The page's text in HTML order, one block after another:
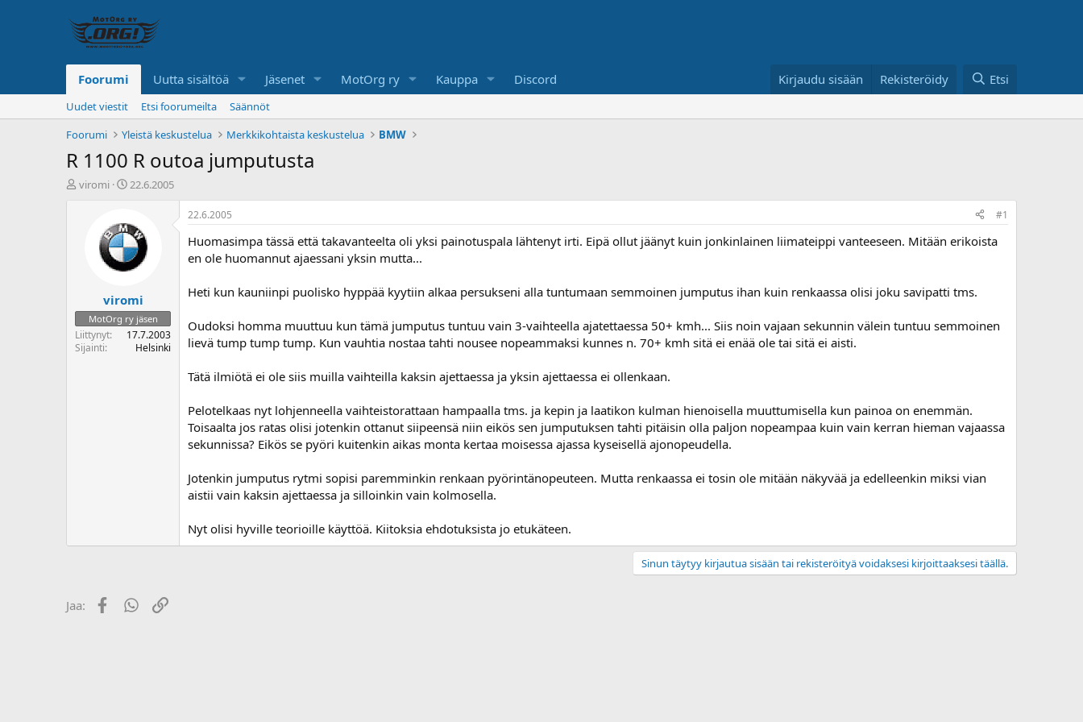
Foorumi Uutta sisältöä Jäsenet MotOrg ry Kauppa Discord Kirjaudu sisään Rekisteröidy Etsi
Uudet viestit Etsi foorumeilta
Säännöt
Foorumi
Yleistä keskustelua Merkkikohtaista keskustelua BMW
R 1100 R outoa jumputusta
K
u
n
a
viromi
A
i
t
u
s
ä
i
v
ä
22.6.2005
viromi
MotOrg ry jäsen
Liittynyt
17.7.2003
Sijainti
Helsinki
22.6.2005 #1
Huomasimpa tässä että takavanteelta oli yksi painotuspala lähtenyt irti. Eipä ollut jäänyt kuin jonkinlainen liimateippi vanteeseen. Mitään erikoista
en ole huomannut ajaessani yksin mutta...
Heti kun kauniinpi puolisko hyppää kyytiin alkaa persukseni alla tuntumaan semmoinen jumputus ihan kuin renkaassa olisi joku savipatti tms.
Oudoksi homma muuttuu kun tämä jumputus tuntuu vain 3-vaihteella ajatettaessa 50+ kmh... Siis noin vajaan sekunnin välein tuntuu semmoinen
lievä tump tump tump. Kun vauhtia nostaa tahti nousee nopeammaksi kunnes n. 70+ kmh sitä ei enää ole tai sitä ei aisti.
Tätä ilmiötä ei ole siis muilla vaihteilla kaksin ajettaessa ja yksin ajettaessa ei ollenkaan.
Pelotelkaas nyt lohjenneella vaihteistorattaan hampaalla tms. ja kepin ja laatikon kulman hienoisella muuttumisella kun painoa on enemmän.
Toisaalta jos ratas olisi jotenkin ottanut siipeensä niin eikös sen jumputuksen tahti pitäisin olla paljon nopeampaa kuin vain kerran hieman vajaassa
sekunnissa? Eikös se pyöri kuitenkin aikas monta kertaa moisessa ajassa kyseisellä ajonopeudella.
Jotenkin jumputus rytmi sopisi paremminkin renkaan pyörintänopeuteen. Mutta renkaassa ei tosin ole mitään näkyvää ja edelleenkin miksi vian
aistii vain kaksin ajettaessa ja silloinkin vain kolmosella.
Nyt olisi hyville teorioille käyttöä. Kiitoksia ehdotuksista jo etukäteen.
Sinun täytyy kirjautua sisään tai rekisteröityä voidaksesi kirjoittaaksesi täällä.
Jaa: FacebookWhatsApp
Linkki